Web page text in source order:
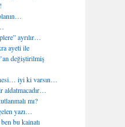
ayrılır…
ayeti ile
değiştirilmiş
iyi ki varsın…
aldatmacadır…
mı?
yazı…
bu kainatı